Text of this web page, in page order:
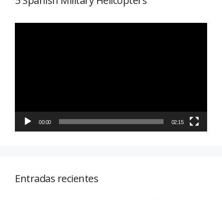
00:00 02:15
Entradas recientes